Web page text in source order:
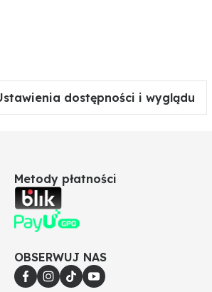
dostępności i wyglądu
Metody płatności
OBSERWUJ NAS